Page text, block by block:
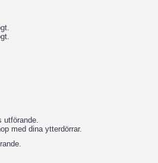
utförande.
med dina ytterdörrar.